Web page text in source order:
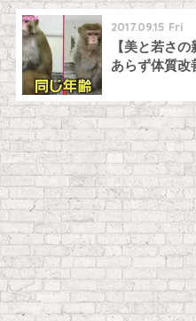
2017.09.15 Fri
【美と若さ
あらず体質改